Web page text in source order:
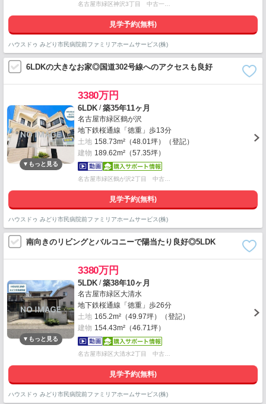
名古屋市緑区神沢3丁目 中古一…
見学予約(無料)
ハウスドゥ みどり市民病院前ファミリアホームサービス(株)
6LDKの大きなお家◎国道302号線へのアクセスも良好
3380万円
6LDK /築35年11ヶ月
名古屋市緑区鶴が沢
地下鉄桜通線「徳重」歩13分
土地 158.73m²（48.01坪）（登記）
建物 189.62m²（57.35坪）
名古屋市緑区鶴が沢2丁目 中古…
見学予約(無料)
ハウスドゥ みどり市民病院前ファミリアホームサービス(株)
南向きのリビングとバルコニーで陽当たり良好◎5LDK
3380万円
5LDK /築38年10ヶ月
名古屋市緑区大清水
地下鉄桜通線「徳重」歩26分
土地 165.2m²（49.97坪）（登記）
建物 154.43m²（46.71坪）
名古屋市緑区大清水2丁目 中古…
見学予約(無料)
ハウスドゥ みどり市民病院前ファミリアホームサービス(株)